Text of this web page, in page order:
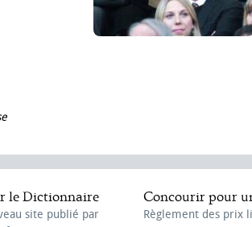
le Dictionnaire
site publié par
Concourir pour
Règlement des prix